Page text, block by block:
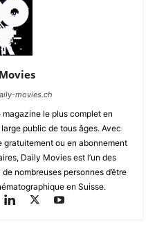
movies.ch
le plus complet en
public de tous âges. Avec
ou en abonnement
Daily Movies est l’un des
nombreuses personnes d’être
en Suisse.